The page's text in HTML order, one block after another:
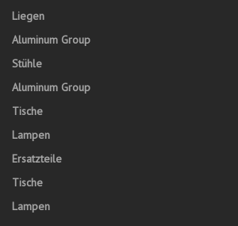
Liegen
Aluminum Group
Stühle
Aluminum Group
Tische
Lampen
Ersatzteile
Tische
Lampen